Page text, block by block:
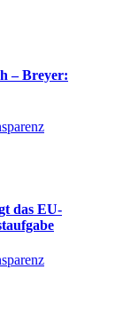
– Breyer:
das EU-